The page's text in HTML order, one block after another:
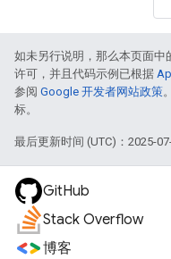
如未另行说明，那么本页面中
许可，并且代码示例已根据
参阅 Google 开发者网站政策
标。
最后更新时间 (UTC)：2025-07-
GitHub
Stack Overflow
博客